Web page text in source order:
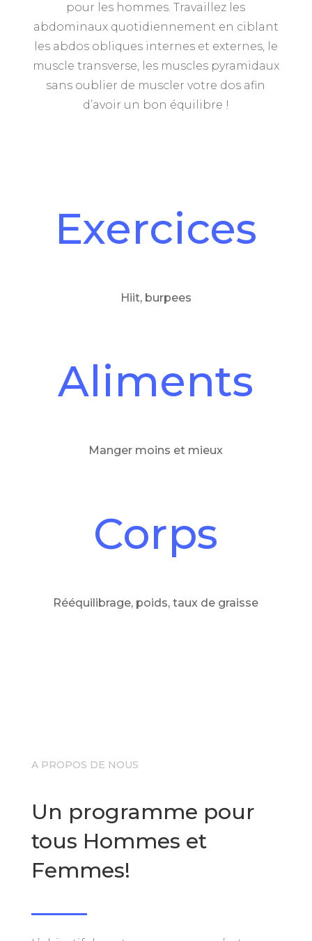
pour les hommes. Travaillez les
abdominaux quotidiennement en ciblant
les abdos obliques internes et externes, le
muscle transverse, les muscles pyramidaux
sans oublier de muscler votre dos afin
d’avoir un bon équilibre !
Exercices
Hiit, burpees
Aliments
Manger moins et mieux
Corps
Rééquilibrage, poids, taux de graisse
A PROPOS DE NOUS
Un programme pour
tous Hommes et
Femmes!